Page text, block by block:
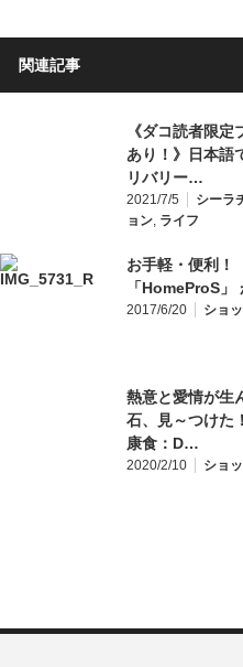
関連記事
《ダコ読者限
あり！》日本語
リバリー…
2021/7/5 シーラ
ョン, ライフ
お手軽・便利！
「HomeProS」
2017/6/20 ショ
熱意と愛情が生
石、見～つけた
康食：D…
2020/2/10 ショ